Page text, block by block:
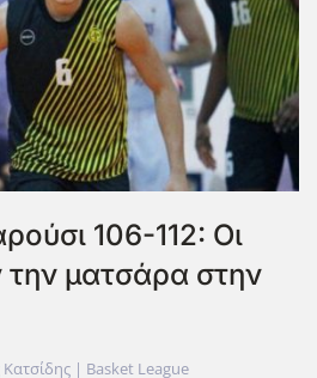
106-112: Οι
την ματσάρα στην
| Basket League